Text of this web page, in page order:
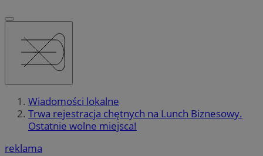
Wiadomości lokalne
Trwa rejestracja chętnych na Lunch Biznesowy.
Ostatnie wolne miejsca!
reklama